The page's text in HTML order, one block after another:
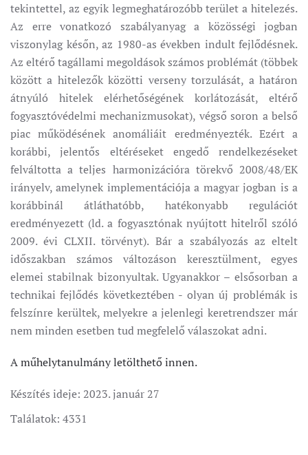
tekintettel, az egyik legmeghatározóbb terület a hitelezés.
Az erre vonatkozó szabályanyag a közösségi jogban
viszonylag későn, az 1980-as években indult fejlődésnek.
Az eltérő tagállami megoldások számos problémát (többek
között a hitelezők közötti verseny torzulását, a határon
átnyúló hitelek elérhetőségének korlátozását, eltérő
fogyasztóvédelmi mechanizmusokat), végső soron a belső
piac működésének anomáliáit eredményezték. Ezért a
korábbi, jelentős eltéréseket engedő rendelkezéseket
felváltotta a teljes harmonizációra törekvő 2008/48/EK
irányelv, amelynek implementációja a magyar jogban is a
korábbinál átláthatóbb, hatékonyabb regulációt
eredményezett (ld. a fogyasztónak nyújtott hitelről szóló
2009. évi CLXII. törvényt). Bár a szabályozás az eltelt
időszakban számos változáson keresztülment, egyes
elemei stabilnak bizonyultak. Ugyanakkor – elsősorban a
technikai fejlődés következtében - olyan új problémák is
felszínre kerültek, melyekre a jelenlegi keretrendszer már
nem minden esetben tud megfelelő válaszokat adni.
A műhelytanulmány letölthető innen.
Készítés ideje: 2023. január 27
Találatok: 4331